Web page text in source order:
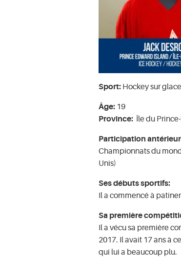
Sport: Hockey sur glace
Âge: 19
Province:
Île du
Participation
Championnats du
Unis)
Ses débuts sportifs:
Il a commencé à
Sa première
Il a vécu sa première
2017. Il avait 17 ans à
qui lui a beaucoup plu.